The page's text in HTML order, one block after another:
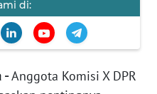
di:
-Anggota Komisi X DPR